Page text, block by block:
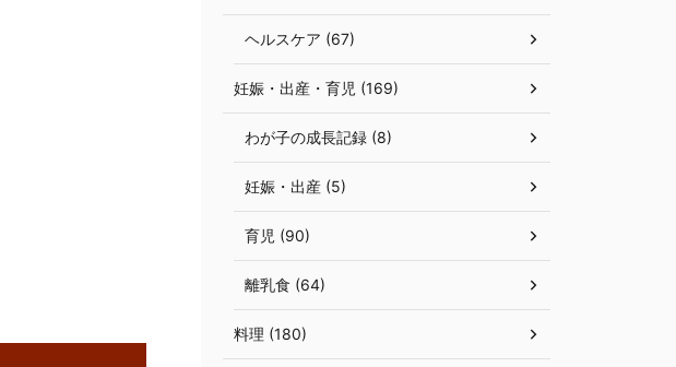
ヘルスケア (67)
妊娠・出産・育児 (169)
わが子の成長記録 (8)
妊娠・出産 (5)
育児 (90)
離乳食 (64)
料理 (180)